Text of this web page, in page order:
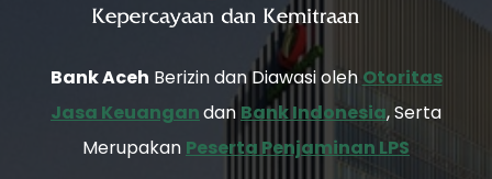
Bank Aceh Berizin dan Diawasi oleh Otoritas
Jasa Keuangandan Bank Indonesia, Serta
Merupakan Peserta Penjaminan LPS